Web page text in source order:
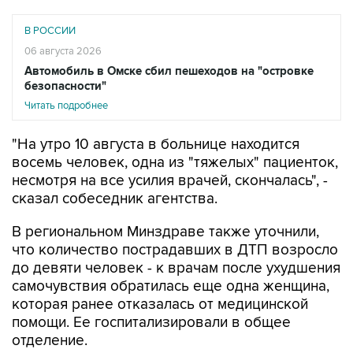
В РОССИИ
06 августа 2026
Автомобиль в Омске сбил пешеходов на "островке
безопасности"
Читать подробнее
"На утро 10 августа в больнице находится
восемь человек, одна из "тяжелых" пациенток,
несмотря на все усилия врачей, скончалась", -
сказал собеседник агентства.
В региональном Минздраве также уточнили,
что количество пострадавших в ДТП возросло
до девяти человек - к врачам после ухудшения
самочувствия обратилась еще одна женщина,
которая ранее отказалась от медицинской
помощи. Ее госпитализировали в общее
отделение.